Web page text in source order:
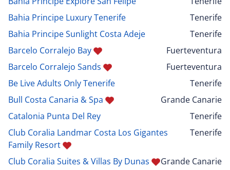
Bahia Principe Luxury Tenerife
Tenerife
Bahia Principe Sunlight Costa Adeje
Tenerife
Barcelo Corralejo Bay
Fuerteventura
Barcelo Corralejo Sands
Fuerteventura
Be Live Adults Only Tenerife
Tenerife
Bull Costa Canaria & Spa
Grande Canarie
Catalonia Punta Del Rey
Tenerife
Club Coralia Landmar Costa Los Gigantes
Family Resort
Tenerife
Club Coralia Suites & Villas By Dunas
Grande Canarie